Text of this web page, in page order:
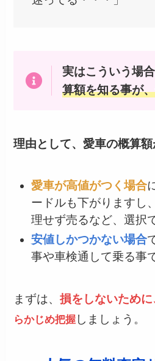
実はこういう場
算額を知る事が
理由として、愛車の概算
愛車が高値がつく場合
ードルも下がりますし
理せず売るなど、選択
安値しかつかない場合
事や車検通して乗る事
まずは、損をしないため
らかじめ把握 しましょう。